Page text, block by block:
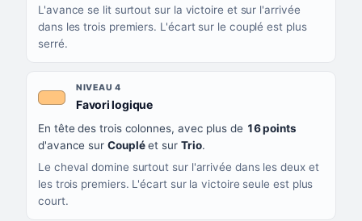
L'avance se lit surtout sur la victoire et sur l'arrivée
dans les trois premiers. L'écart sur le couplé est plus
serré.
NIVEAU 4
Favori logique, couleur orange clair
En tête des trois colonnes, avec plus de 16 points
d'avance sur Coupléet sur Trio.
Le cheval domine surtout sur l'arrivée dans les deux et
les trois premiers. L'écart sur la victoire seule est plus
court.